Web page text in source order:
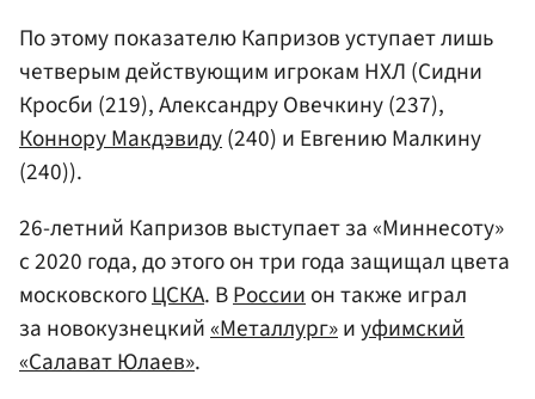
По этому показателю Капризов уступает лишь
четверым действующим игрокам НХЛ (Сидни
Кросби (219), Александру Овечкину (237),
Коннору Макдэвиду(240) и Евгению Малкину
(240)).
26-летний Капризов выступает за «Миннесоту»
с 2020 года, до этого он три года защищал цвета
московскогоЦСКА. ВРоссиион также играл
за новокузнецкий«Металлург»иуфимский
«Салават Юлаев».